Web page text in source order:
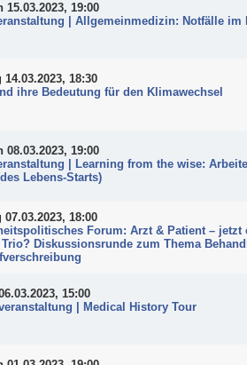
15.03.2023, 19:00
| Allgemeinmedizin: Notfälle im
14.03.2023, 18:30
ihre Bedeutung für den Klimawechsel
08.03.2023, 19:00
| Learning from the wise:
Lebens-Starts)
07.03.2023, 18:00
Forum: Arzt & Patient – jetzt
Diskussionsrunde zum Thema
15:00
| Medical History Tour